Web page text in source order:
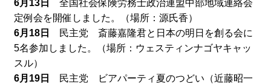
6月13日
全国社会保険労務士政治連盟中部地域連絡会
定例会を開催しました。（場所：源氏香）
6月18日
民主党 斎藤嘉隆君と日本の明日を創る会に
5名参加しました。（場所：ウェスティンナゴヤキャッ
スル）
6月19日
民主党 ビアパーティ夏のつどい（近藤昭一